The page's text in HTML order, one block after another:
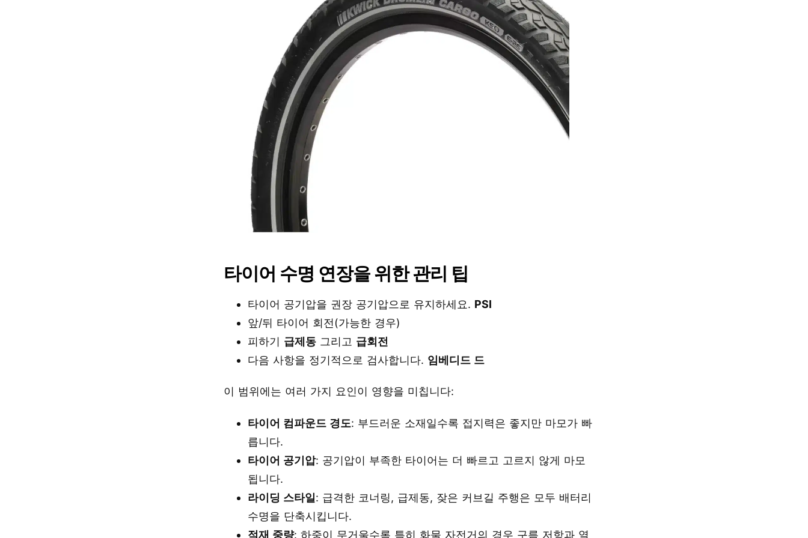
타이어 수명 연장을 위한 관리 팁
타이어 공기압을 권장 공기압으로 유지하세요. PSI
앞/뒤 타이어 회전(가능한 경우)
피하기 급제동 그리고 급회전
다음 사항을 정기적으로 검사합니다. 임베디드 드
이 범위에는 여러 가지 요인이 영향을 미칩니다:
타이어 컴파운드 경도: 부드러운 소재일수록 접지력은 좋지만 마모가 빠
릅니다.
타이어 공기압: 공기압이 부족한 타이어는 더 빠르고 고르지 않게 마모
됩니다.
라이딩 스타일 : 급격한 코너링, 급제동, 잦은 커브길 주행은 모두 배터리
수명을 단축시킵니다.
적재 중량: 하중이 무거울수록 특히 화물 자전거의 경우 구름 저항과 열